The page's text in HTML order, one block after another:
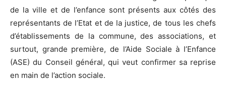
de la ville et de l’enfance sont présents aux côtés des
représentants de l’Etat et de la justice, de tous les chefs
d’établissements de la commune, des associations, et
surtout, grande première, de l’Aide Sociale à l’Enfance
(ASE) du Conseil général, qui veut confirmer sa reprise
en main de l’action sociale.